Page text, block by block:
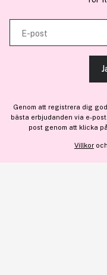
kombinera informationen
tillhandahållit eller som de
tjänster.
En del avBrandsdal
E-post
Genom att registrera dig
bästa erbjudanden via e-
post genom att klicka
Villkor och